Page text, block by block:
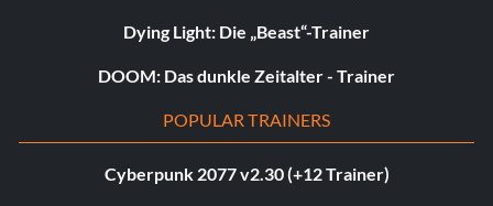
Dying Light: Die „Beast“-Trainer
DOOM: Das dunkle Zeitalter - Trainer
POPULAR TRAINERS
Cyberpunk 2077 v2.30 (+12 Trainer)